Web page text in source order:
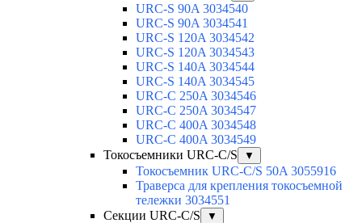
URC-S 90A 3034540
URC-S 90A 3034541
URC-S 120A 3034542
URC-S 120A 3034543
URC-S 140A 3034544
URC-S 140A 3034545
URC-C 250A 3034546
URC-C 250A 3034547
URC-C 400A 3034548
URC-C 400A 3034549
Токосъемники URC-C/S
▼
Токосъемник URC-C/S 50A 3055916
Траверса для крепления токосъемной
тележки 3034551
Секции URC-C/S
▼